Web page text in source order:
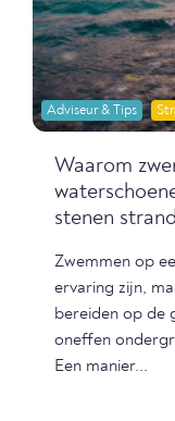
Adviseur & Tips
Waarom
stenen
Zwemmen op
ervaring zijn,
bereiden op de
oneffen
Een manier...